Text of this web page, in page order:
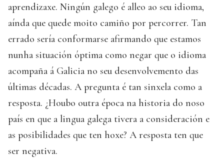
aprendizaxe. Ningún galego é alleo ao seu idioma,
aínda que quede moito camiño por percorrer. Tan
errado sería conformarse afirmando que estamos
nunha situación óptima como negar que o idioma
acompaña á Galicia no seu desenvolvemento das
últimas décadas. A pregunta é tan sinxela como a
resposta. ¿Houbo outra época na historia do noso
país en que a lingua galega tivera a consideración e
as posibilidades que ten hoxe? A resposta ten que
ser negativa.